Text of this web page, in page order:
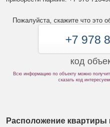
Пожалуйста, скажите что это
+7 978
код
Всю информацию по объекту можно
сказать код
Расположение квартиры